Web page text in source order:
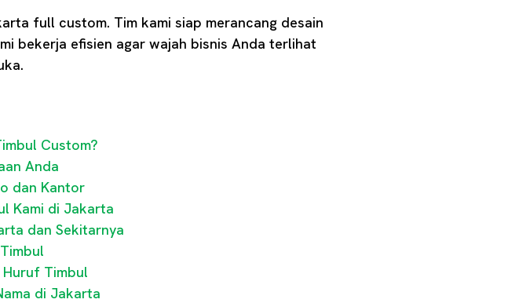
full custom. Tim kami siap merancang desain
bekerja efisien agar wajah bisnis Anda terlihat
Custom?
Anda
dan Kantor
Kami di Jakarta
dan Sekitarnya
Huruf Timbul
di Jakarta